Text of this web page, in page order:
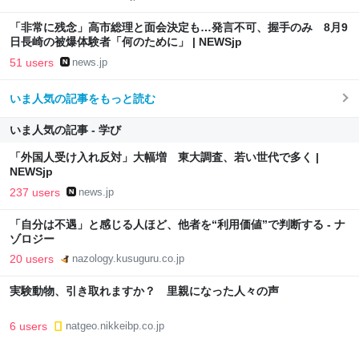
「非常に残念」高市総理と面会決定も…発言不可、握手のみ 8月9
日長崎の被爆体験者「何のために」 | NEWSjp
51 users news.jp
いま人気の記事をもっと読む
いま人気の記事 - 学び
「外国人受け入れ反対」大幅増 東大調査、若い世代で多く |
NEWSjp
237 users news.jp
「自分は不遇」と感じる人ほど、他者を“利用価値”で判断する - ナ
ゾロジー
20 users nazology.kusuguru.co.jp
実験動物、引き取れますか？ 里親になった人々の声
6 users natgeo.nikkeibp.co.jp